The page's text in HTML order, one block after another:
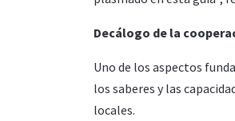
Decálogo de la
Uno de los aspectos
los saberes y las
locales.